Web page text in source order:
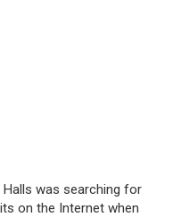
was searching for
on the Internet when